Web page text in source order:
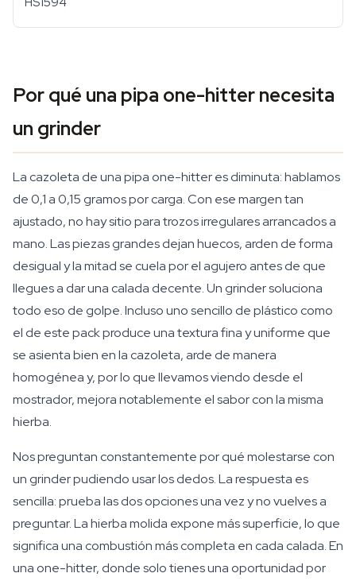
Por qué una pipa one-hitter necesita
un grinder
La cazoleta de una pipa one-hitter es diminuta: hablamos
de 0,1 a 0,15 gramos por carga. Con ese margen tan
ajustado, no hay sitio para trozos irregulares arrancados a
mano. Las piezas grandes dejan huecos, arden de forma
desigual y la mitad se cuela por el agujero antes de que
llegues a dar una calada decente. Un grinder soluciona
todo eso de golpe. Incluso uno sencillo de plástico como
el de este pack produce una textura fina y uniforme que
se asienta bien en la cazoleta, arde de manera
homogénea y, por lo que llevamos viendo desde el
mostrador, mejora notablemente el sabor con la misma
hierba.
Nos preguntan constantemente por qué molestarse con
un grinder pudiendo usar los dedos. La respuesta es
sencilla: prueba las dos opciones una vez y no vuelves a
preguntar. La hierba molida expone más superficie, lo que
significa una combustión más completa en cada calada. En
una one-hitter, donde solo tienes una oportunidad por